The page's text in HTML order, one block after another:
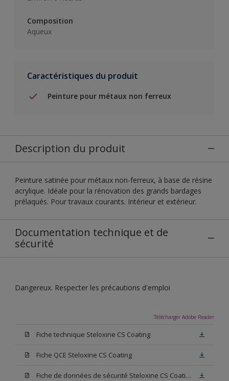
Composition
Aqueux
Caractéristiques du produit
Peinture pour métaux non ferreux
Description du produit
Peinture satinée pour métaux non-ferreux, à base de résine
acrylique. Idéale pour la rénovation des grands bardages
prélaqués. Pour travaux courants. Intérieur et extérieur.
Documentation technique et de
sécurité
Dangereux. Respecter les précautions d'emploi
Télécharger Adobe Reader
Fiche technique Steloxine CS Coating
Fiche QCE Steloxine CS Coating
Fiche de données de sécurité Steloxine CS Coating